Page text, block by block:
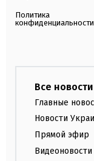
Политика
конфиденциальности
Все новости
Главные
Новости
Прямой эфир
Видеоновости